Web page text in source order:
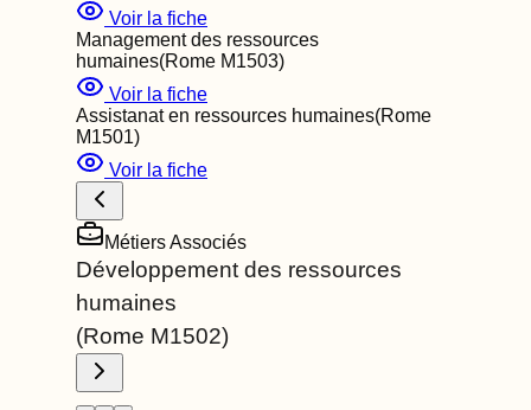
Voir la fiche
Management des ressources
humaines(Rome M1503)
Voir la fiche
Assistanat en ressources humaines(Rome
M1501)
Voir la fiche
Métiers Associés
Développement des ressources
humaines
(Rome M1502)